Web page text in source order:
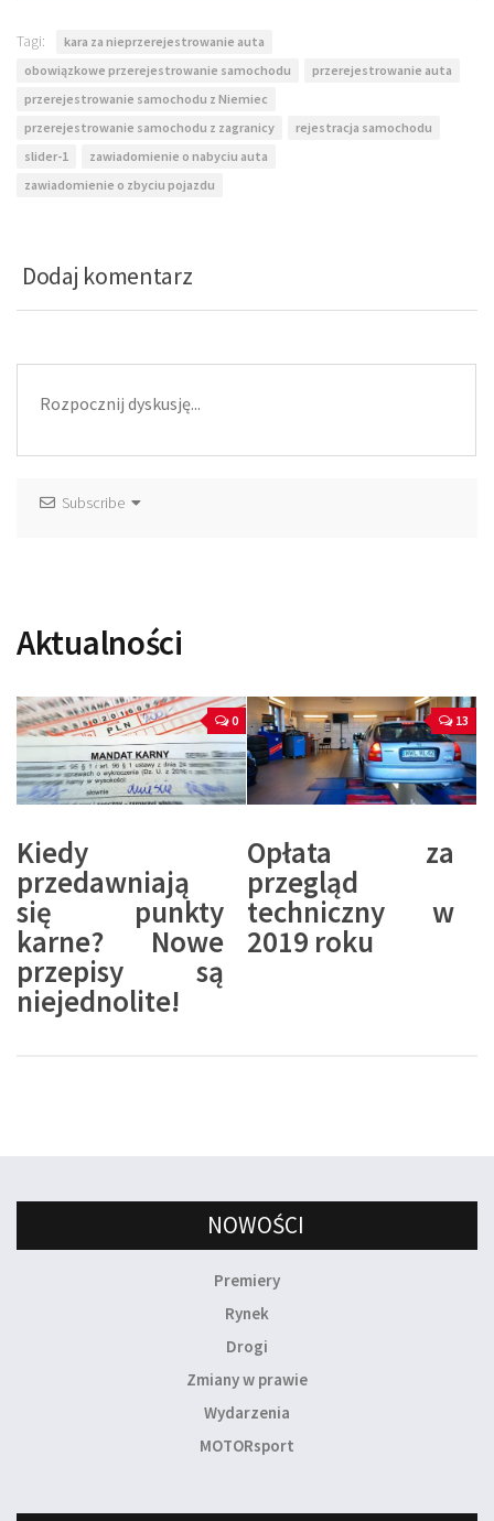
Tagi:
kara za nieprzerejestrowanie auta
obowiązkowe przerejestrowanie samochodu
przerejestrowanie auta
przerejestrowanie samochodu z Niemiec
przerejestrowanie samochodu z zagranicy
rejestracja samochodu
slider-1
zawiadomienie o nabyciu auta
zawiadomienie o zbyciu pojazdu
Dodaj komentarz
Subscribe
Aktualności
0
Kiedy
przedawniają
się punkty
karne? Nowe
przepisy są
niejednolite!
13
Opłata za
przegląd
techniczny w
2019 roku
NOWOŚCI
Premiery
Rynek
Drogi
Zmiany w prawie
Wydarzenia
MOTORsport